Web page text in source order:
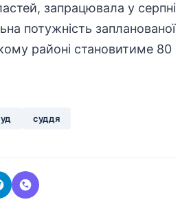
запрацювала у серпні
потужність запланованої
районі становитиме 80
суддя